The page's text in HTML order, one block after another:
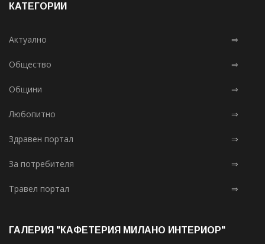
КАТЕГОРИИ
Актуално ⇒
Общество ⇒
Общини ⇒
Любопитно ⇒
Здравен портал ⇒
За потребителя ⇒
Травел портал ⇒
ГАЛЕРИЯ "КАФЕТЕРИЯ МИЛАНО ИНТЕРИОР"